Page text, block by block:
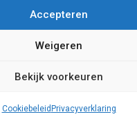
Accepteren
Weigeren
Bekijk voorkeuren
Cookiebeleid Privacyverklaring
van de producten van het
u zeker waar voor u geld.